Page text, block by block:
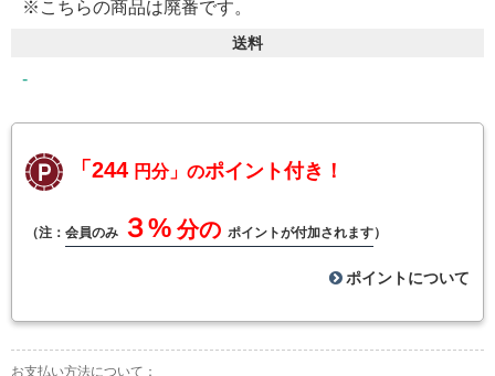
※こちらの商品は廃番です。
送料
-
「244 円分」のポイント付き！
（注： 会員のみ ３% 分の ポイントが付加されます）
ポイントについて
お支払い方法について：